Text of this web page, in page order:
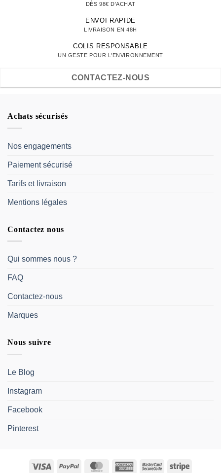
DÈS 98€ D'ACHAT
ENVOI RAPIDE
LIVRAISON EN 48H
COLIS RESPONSABLE
UN GESTE POUR L'ENVIRONNEMENT
CONTACTEZ-NOUS
Achats sécurisés
Nos engagements
Paiement sécurisé
Tarifs et livraison
Mentions légales
Contactez nous
Qui sommes nous ?
FAQ
Contactez-nous
Marques
Nous suivre
Le Blog
Instagram
Facebook
Pinterest
Visa PayPal MasterCardAmericanMasterCardStripe